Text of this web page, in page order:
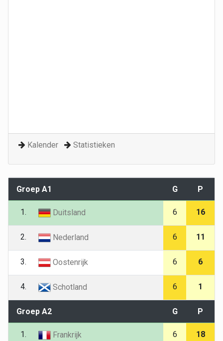
Kalender Statistieken
Groep A1 G P
1. Duitsland 6 16
2. Nederland 6 11
3. Oostenrijk 6 6
4. Schotland 6 1
Groep A2 G P
1. Frankrijk 6 18